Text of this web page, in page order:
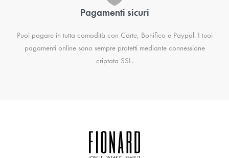
Pagamenti sicuri
Puoi pagare in tutta comodità con Carte, Bonifico e Paypal. I tuoi
pagamenti online sono sempre protetti mediante connessione
criptata SSL.